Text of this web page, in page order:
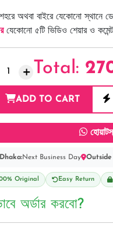
অথবা বাইরে যেকোনো স্থানে
যেকোনো ৫টি ভিডিও শেয়ার ও কমেন্ট
Total:
ADD TO CART
Dhaka:Next Business Day Outside
Original Easy Return
অর্ডার করবো?